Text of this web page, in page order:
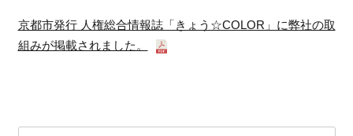
京都市発行 人権総合情報誌「きょう☆COLOR」に弊社の取
組みが掲載されました。